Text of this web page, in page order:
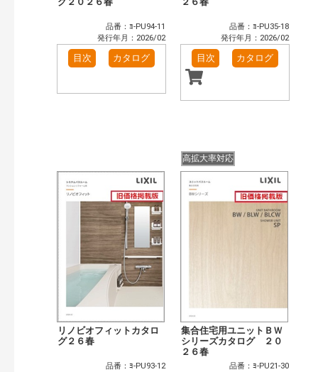
品番：ﾖ-PU94-11
発行年月：2026/02
目次 カタログ
品番：ﾖ-PU35-18
発行年月：2026/02
目次 カタログ
リノビオフィットカタロ
グ２６春
品番：ﾖ-PU93-12
高拡大率対応
集合住宅用ユニットＢＷ
シリーズカタログ ２０
２６春
品番：ﾖ-PU21-30